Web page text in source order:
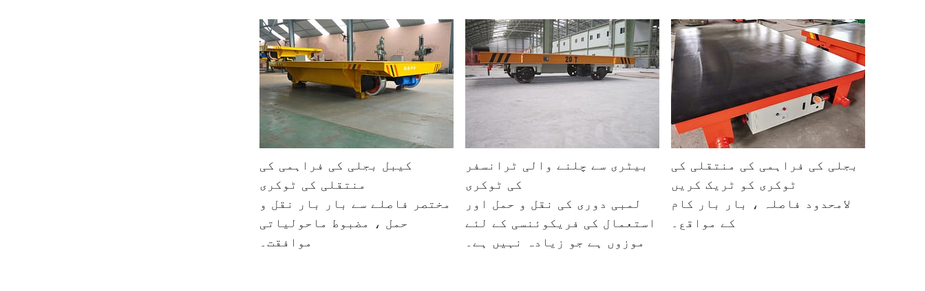
کیبل بجلی کی فراہمی کی
منتقلی کی ٹوکری
مختصر فاصلے سے بار بار نقل و
حمل ، مضبوط ماحولیاتی
موافقت۔
بیٹری سے چلنے والی ٹرانسفر
کی ٹوکری
لمبی دوری کی نقل و حمل اور
استعمال کی فریکوئنسی کے لئے
موزوں ہے جو زیادہ نہیں ہے۔
بجلی کی فراہمی کی منتقلی کی
ٹوکری کو ٹریک کریں
لامحدود فاصلہ ، بار بار کام
کے مواقع۔